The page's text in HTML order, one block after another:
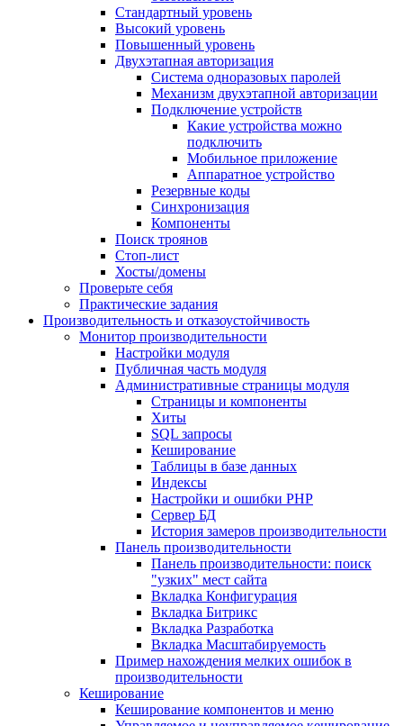
Стандартный уровень
Высокий уровень
Повышенный уровень
Двухэтапная авторизация
Система одноразовых паролей
Механизм двухэтапной авторизации
Подключение устройств
Какие устройства можно
подключить
Мобильное приложение
Аппаратное устройство
Резервные коды
Синхронизация
Компоненты
Поиск троянов
Стоп-лист
Хосты/домены
Проверьте себя
Практические задания
Производительность и отказоустойчивость
Монитор производительности
Настройки модуля
Публичная часть модуля
Административные страницы модуля
Страницы и компоненты
Хиты
SQL запросы
Кеширование
Таблицы в базе данных
Индексы
Настройки и ошибки PHP
Сервер БД
История замеров производительности
Панель производительности
Панель производительности: поиск
"узких" мест сайта
Вкладка Конфигурация
Вкладка Битрикс
Вкладка Разработка
Вкладка Масштабируемость
Пример нахождения мелких ошибок в
производительности
Кеширование
Кеширование компонентов и меню